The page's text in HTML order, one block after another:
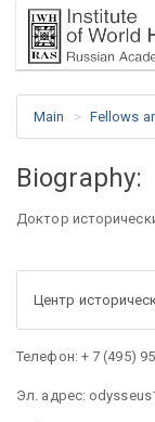
Main Fellows
Biography:
Доктор
Центр
Телефон: + 7 (495)
Эл. адрес: